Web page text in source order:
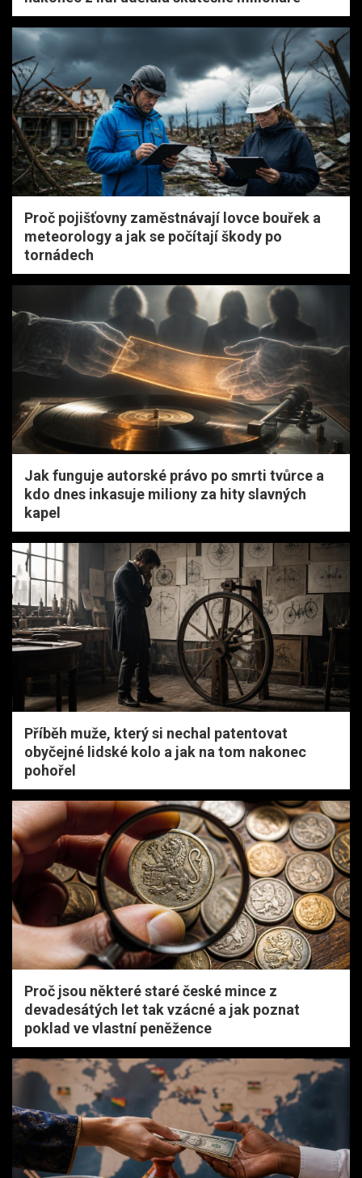
Proč pojišťovny zaměstnávají lovce bouřek a
meteorology a jak se počítají škody po
tornádech
Jak funguje autorské právo po smrti tvůrce a
kdo dnes inkasuje miliony za hity slavných
kapel
Příběh muže, který si nechal patentovat
obyčejné lidské kolo a jak na tom nakonec
pohořel
Proč jsou některé staré české mince z
devadesátých let tak vzácné a jak poznat
poklad ve vlastní peněžence